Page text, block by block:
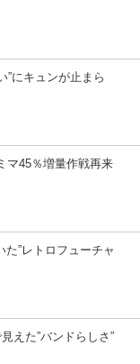
”にキュンが止まら
マ45％増量作戦再来
”レトロフューチャ
えた”バンドらしさ”